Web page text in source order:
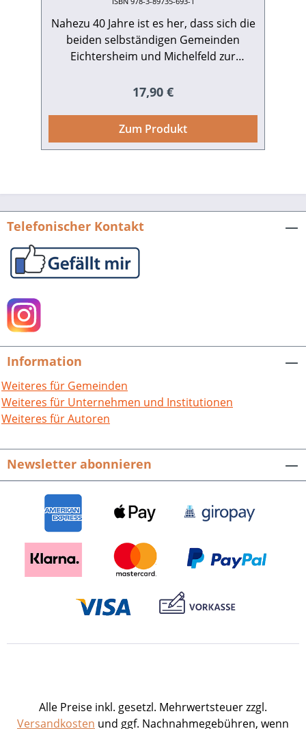
Nahezu 40 Jahre ist es her, dass sich die
beiden selbständigen Gemeinden
Eichtersheim und Michelfeld zur
zusammengeschlossen haben und
zusammengewachsen sind. Das Dorf
Gebäuden aus dem 18. Jahrhundert liegt
Wohngebiet. Die lebendige Gemeinde
Ausstellungen, Konzerten, traditionellen
Märkten und verschiedenen
stimmungsvoll einzufangen, in
verborgene Winkel zu führen und auf
eindrucksvolle Art Menschen und
Geschichte mit der Kamera
erläuternden Bildtexten ist mit diesem
Buch ein kompaktes Gesamterlebnis
Angelbachtal gelungen. Hrsg. von der
Gemeinde Angelbachtal. Mit Texten von
Leonhard Dörfer. 84 S. mit 230 farbigen
Abb., attrakt. quadrat. Format, fester
17,90 Presseinformation als pdf-Datei
zum Download
Regulärer Preis:
17,90 €
Zum Produkt
Telefonischer Kontakt
Information
Weiteres für Gemeinden
Weiteres für Unternehmen und Institutionen
Weiteres für Autoren
Newsletter abonnieren
Alle Preise inkl. gesetzl. Mehrwertsteuer zzgl.
Versandkosten und ggf. Nachnahmegebühren, wenn